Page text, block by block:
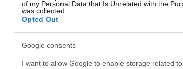
of my Personal Data that Is Unrelated with the
was collected.
Opted Out
Google consents
I want to allow Google to enable storage related